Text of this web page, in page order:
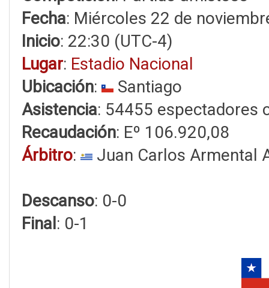
Fecha: Miércoles 22 de
Inicio: 22:30 (UTC-4)
Lugar: Estadio Nacional
Ubicación:
Santiago
Asistencia: 54455 espectadores
Recaudación: Eº 106.920,08
Árbitro: Juan Carlos Armental
Descanso: 0-0
Final : 0-1